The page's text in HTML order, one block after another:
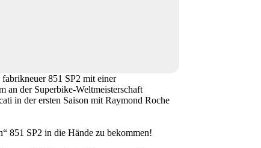
851 SP2 mit einer
an der Superbike-Weltmeisterschaft
in der ersten Saison mit Raymond Roche
851 SP2 in die Hände zu bekommen!